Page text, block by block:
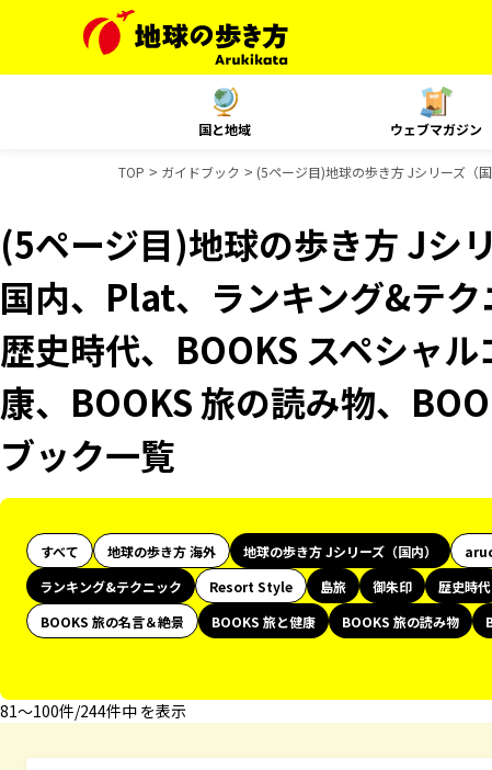
国と地域 ウェブマガジン
TOP ガイドブック (5ページ目)地球の歩き方 Jシリーズ（
(5ページ目)地球の歩き方 Jシ
国内、Plat、ランキング&テク
歴史時代、BOOKS スペシャ
康、BOOKS 旅の読み物、
ブック一覧
すべて 地球の歩き方 海外 地球の歩き方 Jシリーズ（国内）
ランキング&テクニック
Resort Style 島旅 御朱印 歴史時代
BOOKS 旅の名言＆絶景
BOOKS 旅と健康 BOOKS 旅の読み物
81〜100件/244件中 を表示